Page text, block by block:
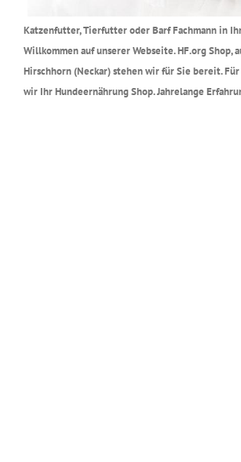
Katzenfutter, Tierfutter oder Barf Fachmann in
Willkommen auf unserer Webseite. HF.org Shop,
Hirschhorn (Neckar) stehen wir für Sie bereit.
wir Ihr Hundeernährung Shop. Jahrelange